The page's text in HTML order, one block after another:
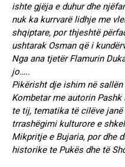
ishte gjëja e duhur dhe
nuk ka kurrvarë lidhje me
shqiptare, por thjeshtë
ushtarak Osman që i
Nga ana tjetër Flamurin
jo…..
Pikërisht dje ishim në
Kombetar me autorin
te tij, tematika të cilëve
trrashëgimi kulturore e
Mikpritje e Bujaria, por dhe
historike te Pukës dhe të